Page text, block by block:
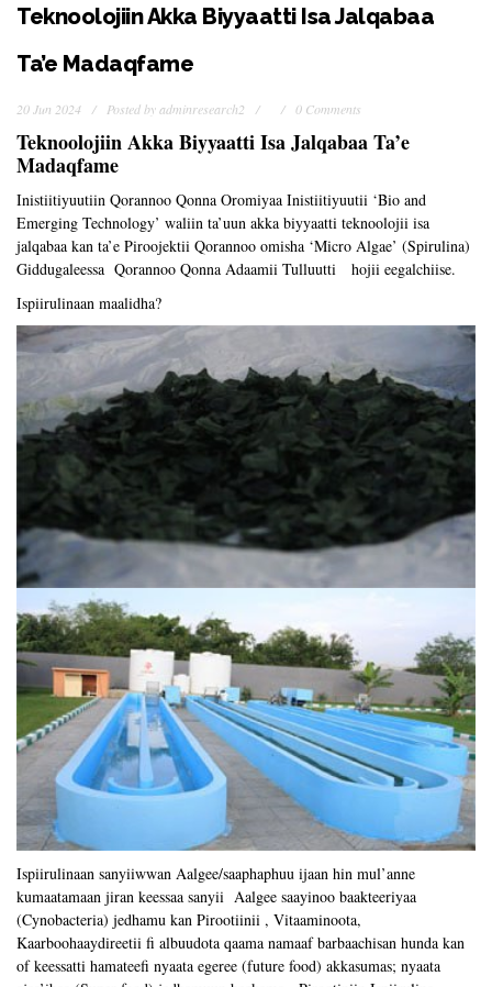
Teknoolojiin Akka Biyyaatti Isa Jalqabaa
Ta’e Madaqfame
20 Jun 2024 Posted byadminresearch2 0 Comments
Teknoolojiin Akka Biyyaatti Isa Jalqabaa Ta’e
Madaqfame
Inistiitiyuutiin Qorannoo Qonna Oromiyaa Inistiitiyuutii ‘Bio and
Emerging Technology’ waliin ta’uun akka biyyaatti teknoolojii isa
jalqabaa kan ta’e Piroojektii Qorannoo omisha ‘Micro Algae’ (Spirulina)
Giddugaleessa Qorannoo Qonna Adaamii Tulluutti hojii eegalchiise.
Ispiirulinaan maalidha?
Ispiirulinaan sanyiiwwan Aalgee/saaphaphuu ijaan hin mul’anne
kumaatamaan jiran keessaa sanyii Aalgee saayinoo baakteeriyaa
(Cynobacteria) jedhamu kan Pirootiinii , Vitaaminoota,
Kaarboohaaydireetii fi albuudota qaama namaaf barbaachisan hunda kan
of keessatti hamateefi nyaata egeree (future food) akkasumas; nyaata